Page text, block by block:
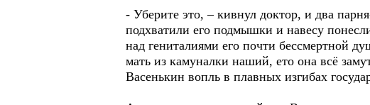
- Уберите это, – кивнул доктор, и два
подхватили его подмышки и навесу
над гениталиями его почти бессмертной
мать из камуналки наший, ето она всё
Васенькин вопль в плавных изгибах